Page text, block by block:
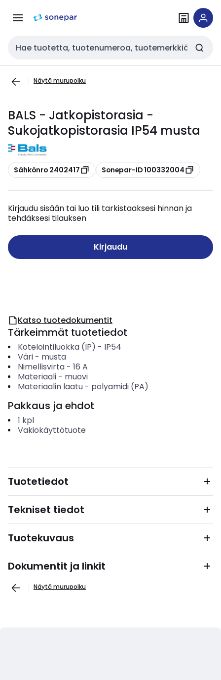
navigointiinsisältöön
Haku
Näytä murupolku
BALS - Jatkopistorasia -
Sukojatkopistorasia IP54 musta
Kopioi
Sähkönro 2402417 Kopioi
Sonepar-ID 100332004
Kirjaudu sisään tai luo tili tarkistaaksesi hinnan ja
tehdäksesi tilauksen
Kirjaudu
Katso tuotedokumentit
Tärkeimmät tuotetiedot
Kotelointiluokka (IP) - IP54
Väri- musta
Nimellisvirta- 16 A
Materiaali- muovi
Materiaalin laatu- polyamidi (PA)
Pakkaus ja ehdot
1 kpl
Vakiokäyttötuote
Tuotetiedot
Tekniset tiedot
Tuotekuvaus
Dokumentit ja linkit
Näytä murupolku